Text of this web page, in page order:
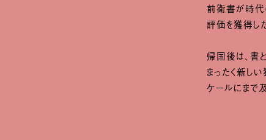
前衛書が時代
評価を獲得し
帰国後は、書
まったく新し
ケールにまで